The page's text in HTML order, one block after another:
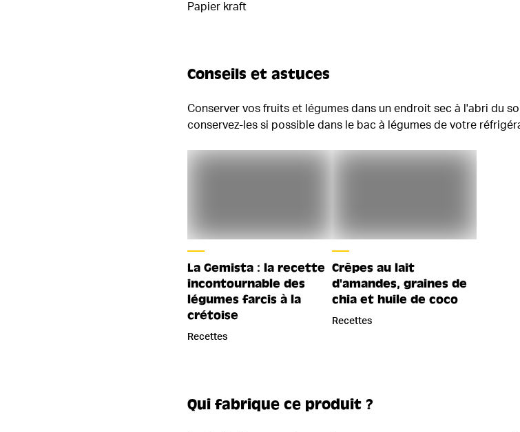
Papier kraft
Conseils et astuces
Conserver vos fruits et légumes dans un endroit sec à l'abri du
conservez-les si possible dans le bac à légumes de votre
La Gemista : la recette
incontournable des
légumes farcis à la
crétoise
Recettes
Crêpes au lait
d'amandes, graines de
chia et huile de coco
Recettes
Qui fabrique ce produit ?